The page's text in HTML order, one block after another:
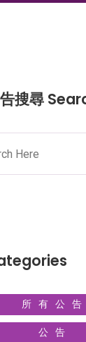
搜尋
所有公告
公告